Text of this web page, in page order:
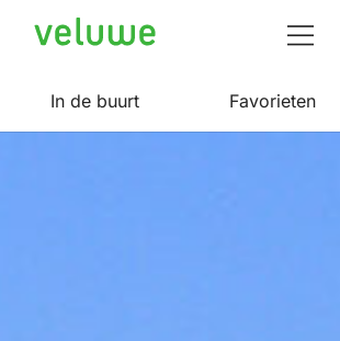
Veluwe
In de buurt Favorieten